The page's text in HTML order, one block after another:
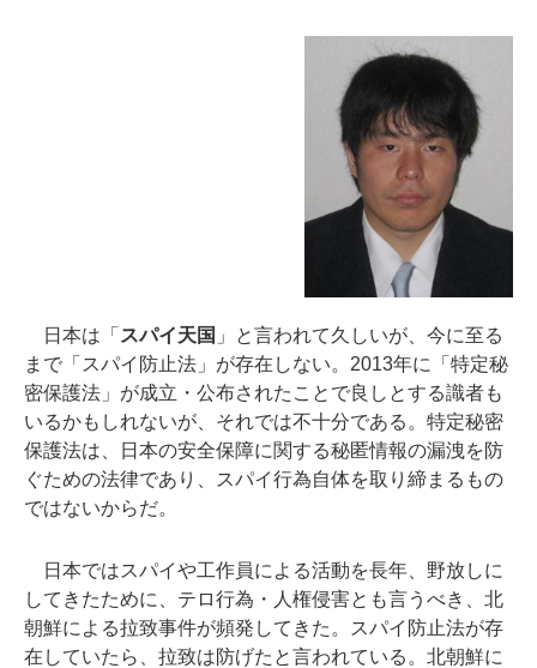
日本は「 スパイ天国 」と言われて久しいが、今に至る
まで「スパイ防止法」が存在しない。2013年に「特定秘
密保護法」が成立・公布されたことで良しとする識者も
いるかもしれないが、それでは不十分である。特定秘密
保護法は、日本の安全保障に関する秘匿情報の漏洩を防
ぐための法律であり、スパイ行為自体を取り締まるもの
ではないからだ。
日本ではスパイや工作員による活動を長年、野放しに
してきたために、テロ行為・人権侵害とも言うべき、北
朝鮮による拉致事件が頻発してきた。スパイ防止法が存
在していたら、拉致は防げたと言われている。北朝鮮に